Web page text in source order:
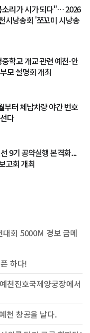
소리가 시가 되다"… 2026
시낭송회 '쪼꼬미 시낭송
학교 개교 관련 예천-안
모 설명회 개최
부터 체납차량 야간 번호
다
9기 공약실행 본격화...
고회 개최
회 5000M 경보 금메
하다!
천진호국제양궁장에서
천 창공을 날다.